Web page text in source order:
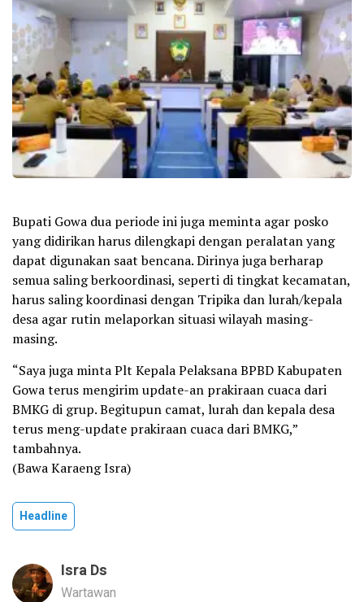
Bupati Gowa dua periode ini juga meminta agar posko
yang didirikan harus dilengkapi dengan peralatan yang
dapat digunakan saat bencana. Dirinya juga berharap
semua saling berkoordinasi, seperti di tingkat kecamatan,
harus saling koordinasi dengan Tripika dan lurah/kepala
desa agar rutin melaporkan situasi wilayah masing-
masing.
“Saya juga minta Plt Kepala Pelaksana BPBD Kabupaten
Gowa terus mengirim update-an prakiraan cuaca dari
BMKG di grup. Begitupun camat, lurah dan kepala desa
terus meng-update prakiraan cuaca dari BMKG,”
tambahnya.
(Bawa Karaeng Isra)
Headline
Isra Ds
Wartawan